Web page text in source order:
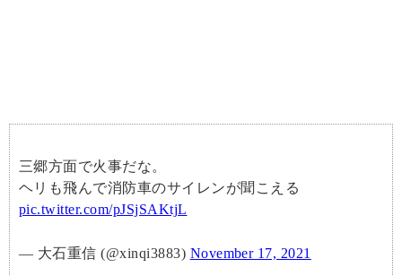
三郷方面で火事だな。
ヘリも飛んで消防車のサイレンが聞こえる
pic.twitter.com/pJSjSAKtjL
— 大石重信 (@xinqi3883) November 17, 2021